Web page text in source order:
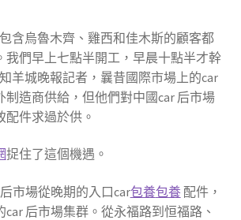
含烏魯木齊、雞西和佳木斯的顧客都
我們早上七點半開工，早晨十點半才幹
羊城晚報記者，曩昔國際市場上的car
制造商供給，但他們對中國car 后市場
配件求過於供。
捉住了這個機遇。
市場從晚期的入口car包養包養配件，
后市場集群。從永福路到恒福路、